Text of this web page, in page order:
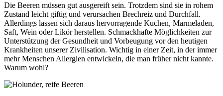
Die Beeren müssen gut ausgereift sein. Trotzdem sind sie in rohem
Zustand leicht giftig und verursachen Brechreiz und Durchfall.
Allerdings lassen sich daraus hervorragende Kuchen, Marmeladen,
Saft, Wein oder Likör herstellen. Schmackhafte Möglichkeiten zur
Unterstützung der Gesundheit und Vorbeugung vor den heutigen
Krankheiten unserer Zivilisation. Wichtig in einer Zeit, in der immer
mehr Menschen Allergien entwickeln, die man früher nicht kannte.
Warum wohl?